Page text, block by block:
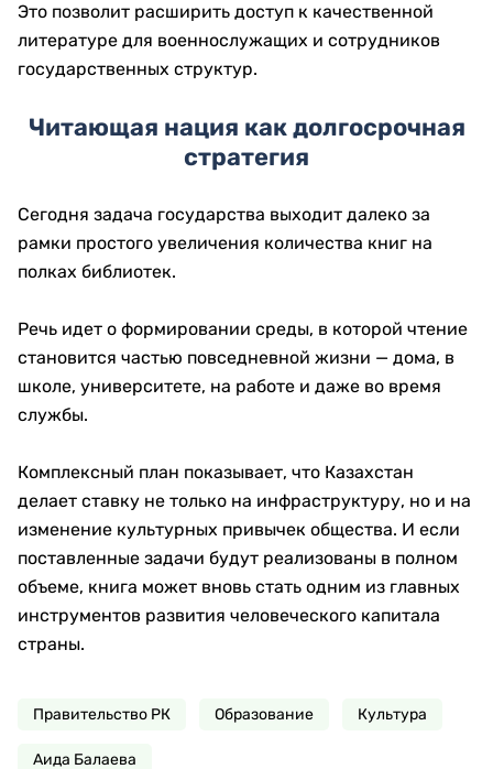
Это позволит расширить доступ к качественной
литературе для военнослужащих и сотрудников
государственных структур.
Читающая нация как долгосрочная
стратегия
Сегодня задача государства выходит далеко за
рамки простого увеличения количества книг на
полках библиотек.
Речь идет о формировании среды, в которой чтение
становится частью повседневной жизни — дома, в
школе, университете, на работе и даже во время
службы.
Комплексный план показывает, что Казахстан
делает ставку не только на инфраструктуру, но и на
изменение культурных привычек общества. И если
поставленные задачи будут реализованы в полном
объеме, книга может вновь стать одним из главных
инструментов развития человеческого капитала
страны.
Правительство РК Образование Культура
Аида Балаева